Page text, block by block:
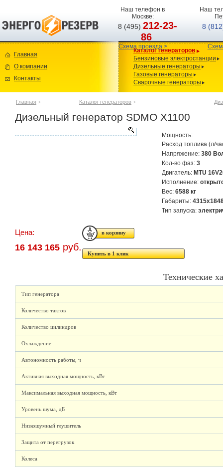
Наш телефон в
Москве:
8 (495)212-23-
86
Схема проезда >
Наш
8
Главная
О компании
Контакты
Каталог генераторов
Бензиновые электростанции
Дизельные генераторы
Газовые генераторы
Сварочные генераторы
Главная > Каталог генераторов >
Дизельный генератор SDMO X1100
Мощность:
Расход топлива (л/
Напряжение: 380
Кол-во фаз: 3
Двигатель: MTU
Исполнение:
Вес: 6588 кг
Габариты:
Тип запуска:
Цена:
16 143 165 руб.
Купить в 1 клик
Технические
Тип генератора
Количество тактов
Количество цилиндров
Охлаждение
Автономность работы, ч
Активная выходная мощность, кВт
Максимальная выходная мощность, кВт
Уровень шума, дБ
Низкошумный глушитель
Защита от перегрузок
Колеса